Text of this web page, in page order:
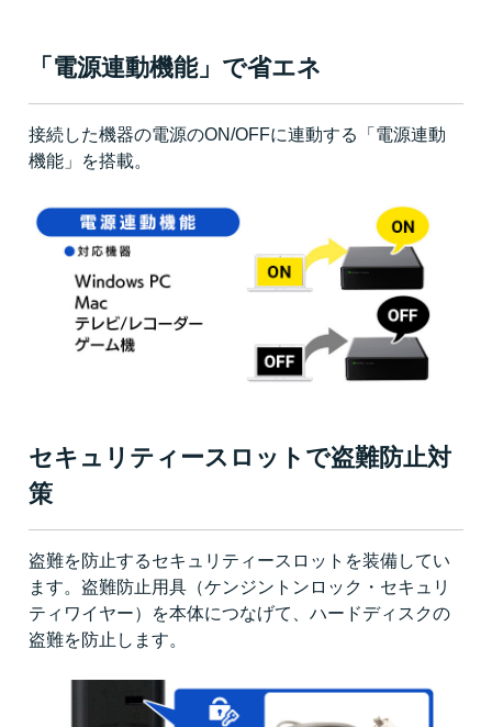
「電源連動機能」で省エネ
接続した機器の電源のON/OFFに連動する「電源連動
機能」を搭載。
セキュリティースロットで盗難防止対
策
盗難を防止するセキュリティースロットを装備してい
ます。盗難防止用具（ケンジントンロック・セキュリ
ティワイヤー）を本体につなげて、ハードディスクの
盗難を防止します。